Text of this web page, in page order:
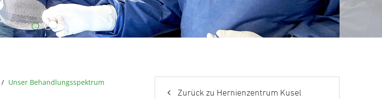
/ Unser Behandlungsspektrum
Zurück zu Hernienzentrum Kusel